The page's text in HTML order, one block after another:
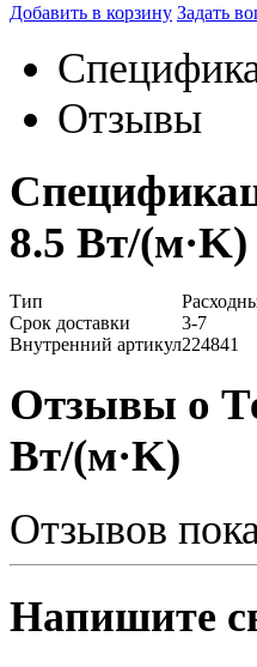
Добавить в корзину Задать
Отзывы
8.5 Вт/(м·K)
Тип
Срок доставки
3-7
Внутренний артикул224841
Отзывы о
Вт/(м·K)
Отзывов
Напишите